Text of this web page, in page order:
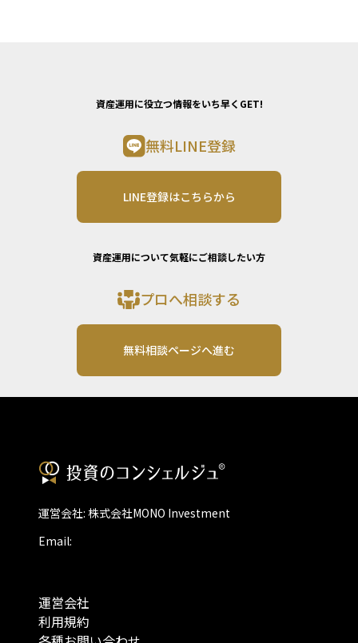
資産運用に役立つ情報をいち早くGET!
無料LINE登録
LINE登録はこちらから
資産運用について気軽にご相談したい方
プロへ相談する
無料相談ページへ進む
運営会社: 株式会社MONO Investment
Email:
運営会社
利用規約